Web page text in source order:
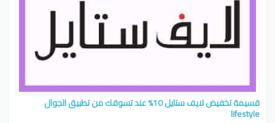
قسيمة تخفيض لايف ستايل 10% عند تسوقك من تطبيق الجوال
lifestyle